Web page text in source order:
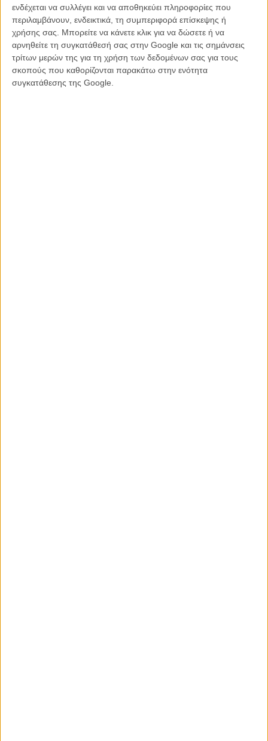
ενδέχεται να συλλέγει και να αποθηκεύει πληροφορίες που
περιλαμβάνουν, ενδεικτικά, τη συμπεριφορά επίσκεψης ή
χρήσης σας. Μπορείτε να κάνετε κλικ για να δώσετε ή να
αρνηθείτε τη συγκατάθεσή σας στην Google και τις σημάνσεις
τρίτων μερών της για τη χρήση των δεδομένων σας για τους
σκοπούς που καθορίζονται παρακάτω στην ενότητα
συγκατάθεσης της Google.
Οσο κι αν μοιάζει αδύνατον να μην παρασυρθείς από την πηγαία
ερμηνευτική γενναιοδωρία του Μπεν Κίνγκλσεϊ και την σαρωτική
δραματική κομεντί που εκτελεί από μόνη της η Πατρίσια Κλάρκσον,
είναι ελάχιστες οι σκηνές μεταξύ τους που πυροδοτούν κάτι
περισσότερο από «τηλεοπτικά» αισθήματα, καθώς είσαι σίγουρος
σχεδόν από τα πρώτα λεπτά για τον τρόπο με τον οποίο θα
εξελιχθεί η ιστορία μεταξύ τους.